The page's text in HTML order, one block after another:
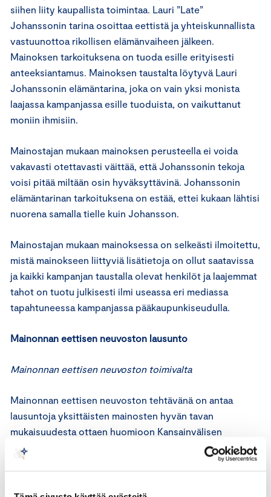
siihen liity kaupallista toimintaa. Lauri ”Late”
Johanssonin tarina osoittaa eettistä ja yhteiskunnallista
vastuunottoa rikollisen elämänvaiheen jälkeen.
Mainoksen tarkoituksena on tuoda esille erityisesti
anteeksiantamus. Mainoksen taustalta löytyvä Lauri
Johanssonin elämäntarina, joka on vain yksi monista
laajassa kampanjassa esille tuoduista, on vaikuttanut
moniin ihmisiin.
Mainostajan mukaan mainoksen perusteella ei voida
vakavasti otettavasti väittää, että Johanssonin tekoja
voisi pitää miltään osin hyväksyttävinä. Johanssonin
elämäntarinan tarkoituksena on estää, ettei kukaan lähtisi
nuorena samalla tielle kuin Johansson.
Mainostajan mukaan mainoksessa on selkeästi ilmoitettu,
mistä mainokseen liittyviä lisätietoja on ollut saatavissa
ja kaikki kampanjan taustalla olevat henkilöt ja laajemmat
tahot on tuotu julkisesti ilmi useassa eri mediassa
tapahtuneessa kampanjassa pääkaupunkiseudulla.
Mainonnan eettisen neuvoston lausunto
Mainonnan eettisen neuvoston toimivalta
Mainonnan eettisen neuvoston tehtävänä on antaa
lausuntoja yksittäisten mainosten hyvän tavan
mukaisuudesta ottaen huomioon Kansainvälisen
kauppakamarin (ICC) markkinoinnin perussäännöt.
Neuvosto ei ota kantaa puhtaasti poliittiseen tai